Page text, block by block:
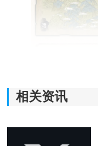
相关资讯